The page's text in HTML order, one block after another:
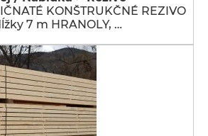
KONŠTRUKČNÉ REZIVO
7 m HRANOLY, …